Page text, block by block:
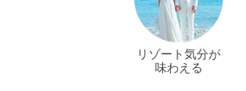
リゾート気分が
味わえる